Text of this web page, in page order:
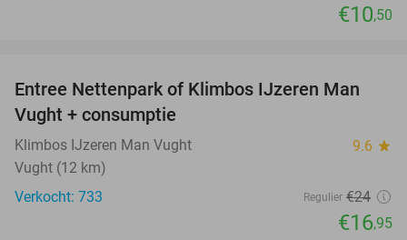
€10,50
29%
Entree Nettenpark of Klimbos IJzeren Man
Vught + consumptie
Klimbos IJzeren Man Vught 9.6 star
Vught (12 km)
Verkocht: 733
Regulier €24
€16,95